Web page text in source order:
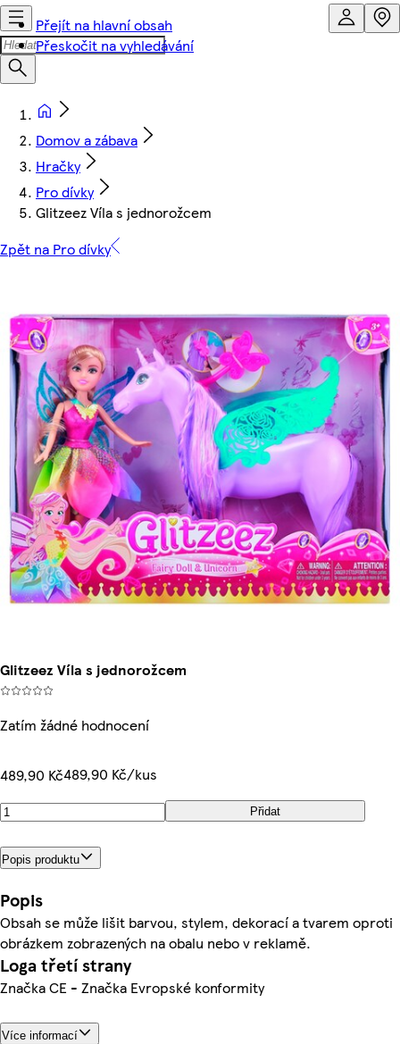
Přejít na hlavní obsah
Přeskočit na vyhledávání
Domov a zábava
Hračky
Pro dívky
Glitzeez Víla s jednorožcem
Zpět na Pro dívky
Glitzeez Víla s jednorožcem
Zatím žádné hodnocení
489,90 Kč489,90 Kč/kus
Přidat
Popis produktu
Popis
Obsah se může lišit barvou, stylem, dekorací a tvarem oproti
obrázkem zobrazených na obalu nebo v reklamě.
Loga třetí strany
Značka CE - Značka Evropské konformity
Více informací